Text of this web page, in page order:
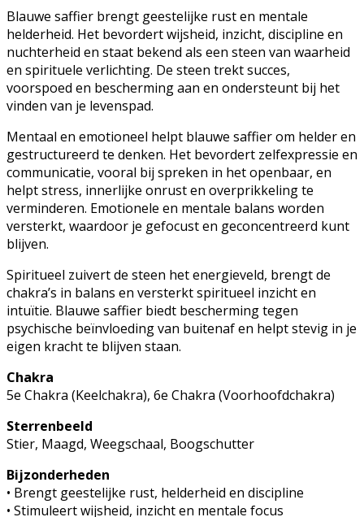
Blauwe saffier brengt geestelijke rust en mentale
helderheid. Het bevordert wijsheid, inzicht, discipline en
nuchterheid en staat bekend als een steen van waarheid
en spirituele verlichting. De steen trekt succes,
voorspoed en bescherming aan en ondersteunt bij het
vinden van je levenspad.
Mentaal en emotioneel helpt blauwe saffier om helder en
gestructureerd te denken. Het bevordert zelfexpressie en
communicatie, vooral bij spreken in het openbaar, en
helpt stress, innerlijke onrust en overprikkeling te
verminderen. Emotionele en mentale balans worden
versterkt, waardoor je gefocust en geconcentreerd kunt
blijven.
Spiritueel zuivert de steen het energieveld, brengt de
chakra’s in balans en versterkt spiritueel inzicht en
intuïtie. Blauwe saffier biedt bescherming tegen
psychische beïnvloeding van buitenaf en helpt stevig in je
eigen kracht te blijven staan.
Chakra
5e Chakra (Keelchakra), 6e Chakra (Voorhoofdchakra)
Sterrenbeeld
Stier, Maagd, Weegschaal, Boogschutter
Bijzonderheden
• Brengt geestelijke rust, helderheid en discipline
• Stimuleert wijsheid, inzicht en mentale focus